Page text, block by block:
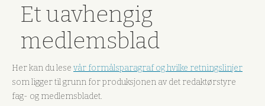
Et uavhengig
medlemsblad
Her kan du lese vår formålsparagraf og hvilke retningslinjer
som ligger til grunn for produksjonen av det redaktørstyre
fag- og medlemsbladet.